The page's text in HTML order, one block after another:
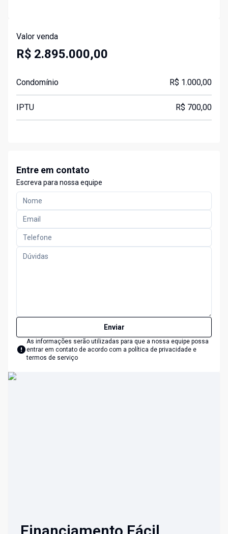
Valor venda
R$ 2.895.000,00
Condomínio R$ 1.000,00
IPTU R$ 700,00
Entre em contato
Escreva para nossa equipe
Enviar
As informações serão utilizadas para que a nossa equipe possa
entrar em contato de acordo com a política de privacidade e
termos de serviço